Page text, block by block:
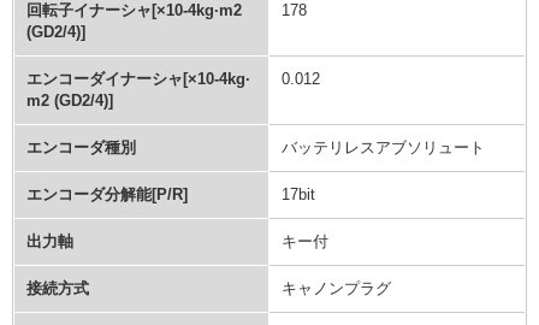
回転子イナーシャ[×10-4kg·m2
(GD2/4)]
178
エンコーダイナーシャ[×10-4kg·
m2 (GD2/4)]
0.012
エンコーダ種別 バッテリレスアブソリュート
エンコーダ分解能[P/R] 17bit
出力軸 キー付
接続方式 キャノンプラグ